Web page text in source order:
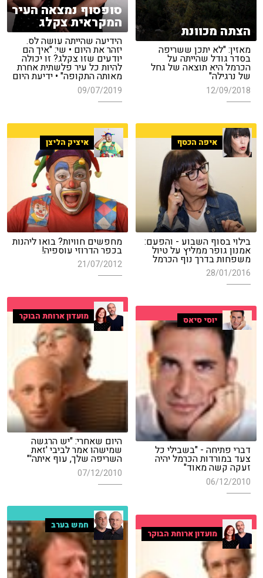
סופסוף נמצאה העיר
המקראית צקלג
הידיעה שהייתה עושה לס.
יזהר את היום • שי: "איך הם
יודעים שזו צקלג? זו יכולה
להיות כל עיר פלשתית אחרת
מאותה התקופה" • ידיעת היום
09/07/2019
הצתה מכוונת
מאזין: "לא יתכן ששריפה
בסדר גודל שהייתה על
הכרמל היא תוצאה של גחל
של נרגילה"
12/09/2018
איפה הכסף
בילוי בסוף השבוע - והפעם:
אמנון גופר ממליץ על טיול
משפחות בדרך נוף הכרמל
28/01/2016
איציק הליצן
מחפשים חוויות? בואו ליהנות
בכפר הדרוזי עוספיה!
21/07/2012
מועדון ארוחת הבוקר
היום שאחרי: "יש הרגשה
שמישהו אמר לביבי 'זאת
השריפה שלך, עוף איתה'"
07/12/2010
יוסי סיאס
דברי פתיחה - "בשבילי כל
צעד במורדות הכרמל יהיה
זעקה קשה מאוד"
06/12/2010
חמש בערב
מועדון ארוחת הבוקר